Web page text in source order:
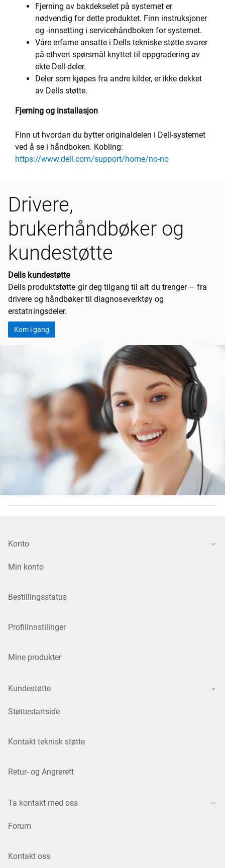
Fjerning av bakdekselet på systemet er
nødvendig for dette produktet. Finn instruksjoner
og -innsetting i servicehåndboken for systemet.
Våre erfarne ansatte i Dells tekniske støtte svarer
på ethvert spørsmål knyttet til oppgradering av
ekte Dell-deler.
Deler som kjøpes fra andre kilder, er ikke dekket
av Dells støtte.
Fjerning og installasjon
Finn ut hvordan du bytter originaldelen i Dell-systemet
ved å se i håndboken. Kobling:
https://www.dell.com/support/home/no-no
Drivere,
brukerhåndbøker og
kundestøtte
Dells kundestøtte
Dells produktstøtte gir deg tilgang til alt du trenger – fra
drivere og håndbøker til diagnoseverktøy og
erstatningsdeler.
Kom i gang
Konto
Min konto
Bestillingsstatus
Profilinnstilinger
Mine produkter
Kundestøtte
Støttestartside
Kontakt teknisk støtte
Retur- og Angrerett
Ta kontakt med oss
Forum
Kontakt oss